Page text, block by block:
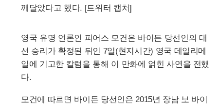
깨달았다고 했다. [트위터 캡처]
영국 유명 언론인 피어스 모건은 바이든 당선인의 대
선 승리가 확정된 뒤인 7일(현지시간) 영국 데일리메
일에 기고한 칼럼을 통해 이 만화에 얽힌 사연을 전했
다.
모건에 따르면 바이든 당선인은 2015년 장남 보 바이